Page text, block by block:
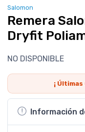
Salomon
Remera
Dryfit
NO DISPONIBLE
¡ Últimas
Información